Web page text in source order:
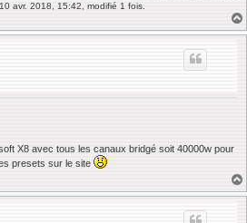
avr. 2018, 15:42, modifié 1 fois.
X8 avec tous les canaux bridgé soit 40000w pour
presets sur le site